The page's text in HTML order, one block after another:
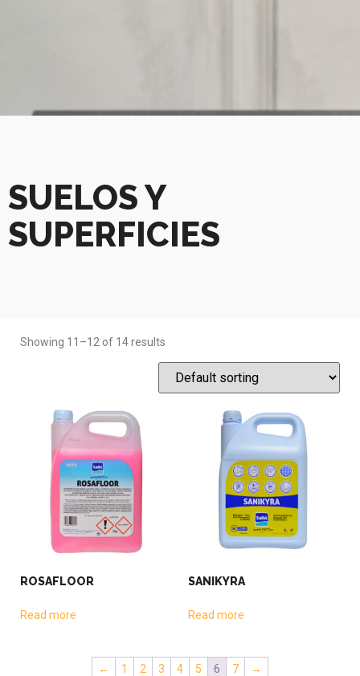
SUELOS Y
SUPERFICIES
Showing 11–12 of 14 results
ROSAFLOOR
Read more
SANIKYRA
Read more
← 1 2 3 4 5 6 7 →